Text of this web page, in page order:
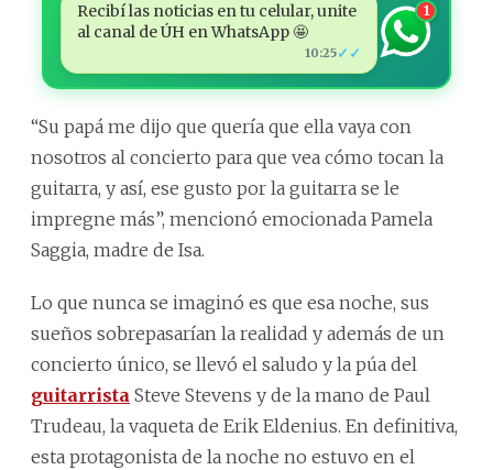
Recibí las noticias en tu celular, unite
al canal de ÚH en WhatsApp 🤩
10:25✓✓
1
“Su papá me dijo que quería que ella vaya con
nosotros al concierto para que vea cómo tocan la
guitarra, y así, ese gusto por la guitarra se le
impregne más”, mencionó emocionada Pamela
Saggia, madre de Isa.
Lo que nunca se imaginó es que esa noche, sus
sueños sobrepasarían la realidad y además de un
concierto único, se llevó el saludo y la púa del
guitarrista Steve Stevens y de la mano de Paul
Trudeau, la vaqueta de Erik Eldenius. En definitiva,
esta protagonista de la noche no estuvo en el